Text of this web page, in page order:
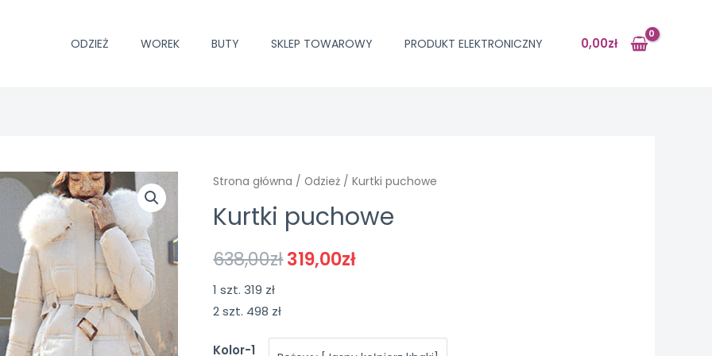
ODZIEŻ WOREK BUTY SKLEP TOWAROWY PRODUKT ELEKTRONICZNY 0,00zł
Strona główna /Odzież / Kurtki puchowe
Kurtki puchowe
638,00zł319,00zł
1 szt. 319 zł
2 szt. 498 zł
Kolor-1